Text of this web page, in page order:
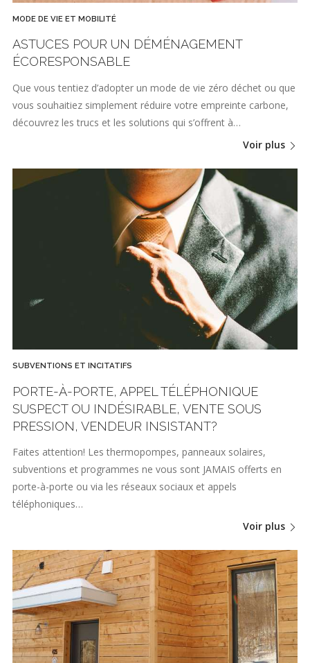
MODE DE VIE ET MOBILITÉ
ASTUCES POUR UN DÉMÉNAGEMENT
ÉCORESPONSABLE
Que vous tentiez d’adopter un mode de vie zéro déchet ou que
vous souhaitiez simplement réduire votre empreinte carbone,
découvrez les trucs et les solutions qui s’offrent à…
Voir plus
SUBVENTIONS ET INCITATIFS
PORTE-À-PORTE, APPEL TÉLÉPHONIQUE
SUSPECT OU INDÉSIRABLE, VENTE SOUS
PRESSION, VENDEUR INSISTANT?
Faites attention! Les thermopompes, panneaux solaires,
subventions et programmes ne vous sont JAMAIS offerts en
porte-à-porte ou via les réseaux sociaux et appels
téléphoniques…
Voir plus